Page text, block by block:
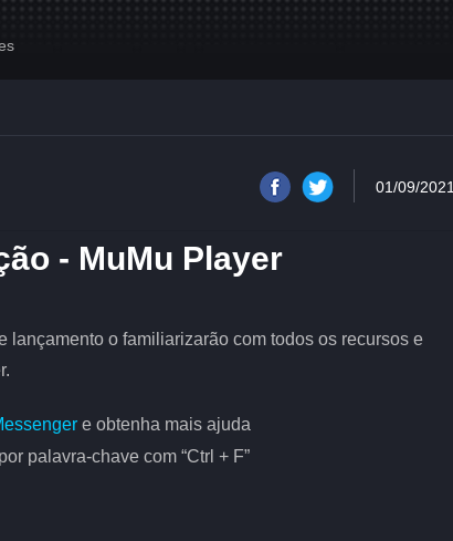
01/09/2021
- MuMu Player
lançamento o familiarizarão com todos os recursos e
e obtenha mais ajuda
palavra-chave com “Ctrl + F”